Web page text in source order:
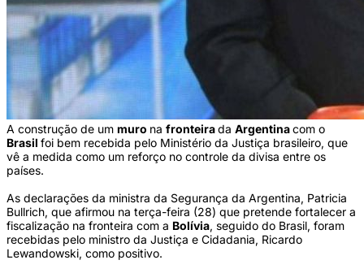
A construção de um muro na fronteirada Argentinacom o
Brasil foi bem recebida pelo Ministério da Justiça brasileiro, que
vê a medida como um reforço no controle da divisa entre os
países.
As declarações da ministra da Segurança da Argentina, Patricia
Bullrich, que afirmou na terça-feira (28) que pretende fortalecer a
fiscalização na fronteira com a Bolívia, seguido do Brasil, foram
recebidas pelo ministro da Justiça e Cidadania, Ricardo
Lewandowski, como positivo.